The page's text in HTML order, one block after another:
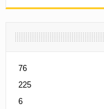
76
225
6